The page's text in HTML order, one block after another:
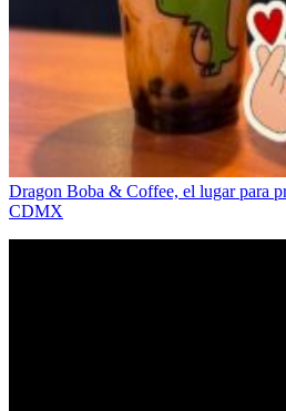
Dragon Boba & Coffee, el lugar para
CDMX